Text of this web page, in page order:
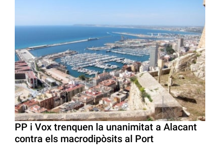
PP i Vox trenquen la unanimitat a Alacant
contra els macrodipòsits al Port